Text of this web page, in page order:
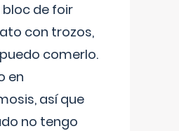
bloc de foir
con trozos,
comerlo.
en
así que
no tengo